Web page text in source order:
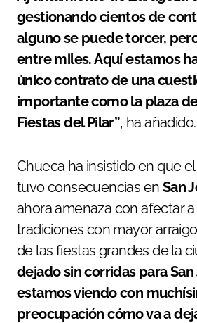
gestionando cientos de
alguno se puede torcer,
entre miles. Aquí estamos
único contrato de una
importante como la plaza
Fiestas del Pilar”, ha añadido.
Chueca ha insistido en que
tuvo consecuencias en San
ahora amenaza con afectar
tradiciones con mayor
de las fiestas grandes de la
dejado sin corridas para San
estamos viendo con
preocupación cómo va a